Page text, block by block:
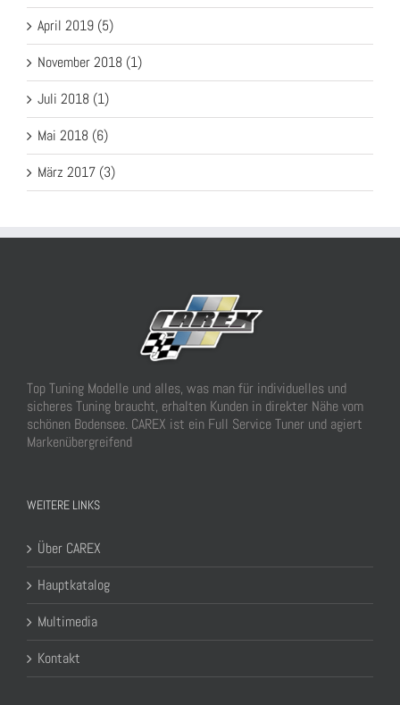
April 2019 (5)
November 2018 (1)
Juli 2018 (1)
Mai 2018 (6)
März 2017 (3)
Top Tuning Modelle und alles, was man für individuelles und
sicheres Tuning braucht, erhalten Kunden in direkter Nähe vom
schönen Bodensee. CAREX ist ein Full Service Tuner und agiert
Markenübergreifend
WEITERE LINKS
Über CAREX
Hauptkatalog
Multimedia
Kontakt